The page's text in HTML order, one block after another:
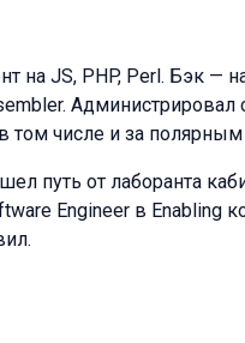
на JS, PHP, Perl. Бэк —
Администрировал
том числе и за
путь от лаборанта
Engineer в Enabling